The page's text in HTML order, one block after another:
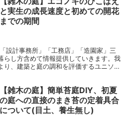
と実生の成長速度と初めての開花
までの期間
設計事務所」「工務店」「造園家」三
らし方含めて情報提供していきます。我
り、建築と庭の調和を評価するユニソン
【雑木の庭】簡単苔庭DIY、初夏
の庭への直接のまき苔の定着具合
について(目土、養生無し)